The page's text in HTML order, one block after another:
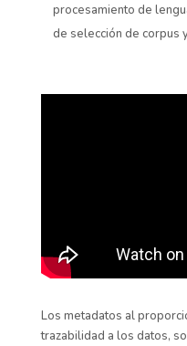
procesamiento de
de selección de corpus
Los metadatos al
trazabilidad a los datos,